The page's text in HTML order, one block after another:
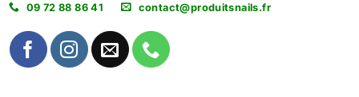
09 72 88 86 41 contact@produitsnails.fr